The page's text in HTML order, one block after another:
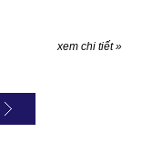
xem chi tiết »